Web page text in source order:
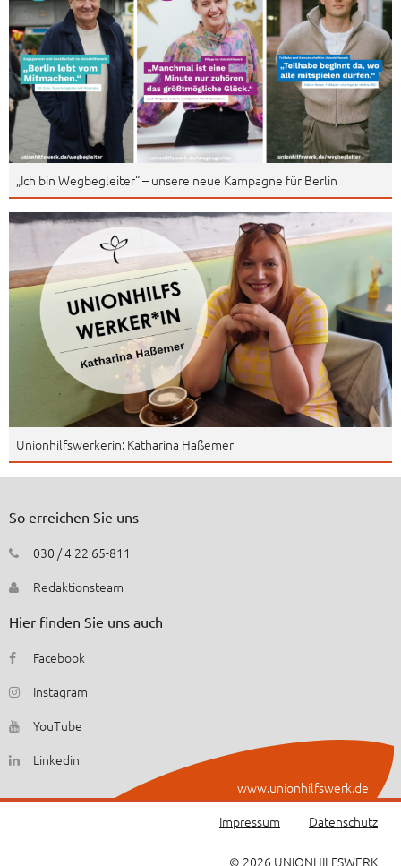
„Ich bin Wegbegleiter“ – unsere neue Kampagne für Berlin
Unionhilfswerkerin: Katharina Haßemer
So erreichen Sie uns
030 / 4 22 65-811
Redaktionsteam
Hier finden Sie uns auch
Facebook
Instagram
YouTube
Linkedin
www.unionhilfswerk.de
Impressum
Datenschutz
© 2026 UNIONHILFSWERK